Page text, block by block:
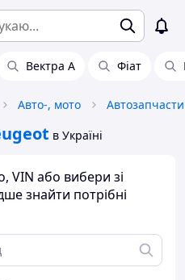
Вектра А Фіат
Авто-, мото
в Україні
VIN або вибери зі
знайти потрібні